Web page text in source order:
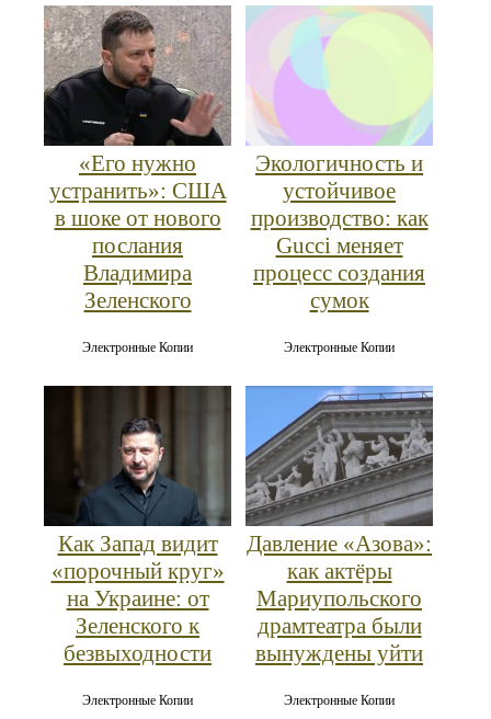
«Его нужно
устранить»: США
в шоке от нового
послания
Владимира
Зеленского
Электронные Копии
Экологичность и
устойчивое
производство: как
Gucci меняет
процесс создания
сумок
Электронные Копии
Как Запад видит
«порочный круг»
на Украине: от
Зеленского к
безвыходности
Электронные Копии
Давление «Азова»:
как актёры
Мариупольского
драмтеатра были
вынуждены уйти
Электронные Копии